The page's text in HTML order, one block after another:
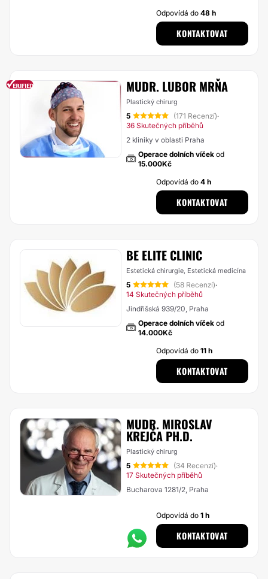
Odpovídá do48 h
KONTAKTOVAT
MUDR. LUBOR MRŇA
Plastický chirurg
5 (171 Recenzí)·
36 Skutečných příběhů
2 kliniky v oblasti Praha
Operace dolních víček od
15.000Kč
Odpovídá do4 h
KONTAKTOVAT
BE ELITE CLINIC
Estetická chirurgie, Estetická medicína
5 (58 Recenzí)·
14 Skutečných příběhů
Jindřišská 939/20, Praha
Operace dolních víček od
14.000Kč
Odpovídá do11 h
KONTAKTOVAT
MUDR. MIROSLAV
KREJČA PH.D.
Plastický chirurg
5 (34 Recenzí)·
17 Skutečných příběhů
Bucharova 1281/2, Praha
Odpovídá do1 h
KONTAKTOVAT